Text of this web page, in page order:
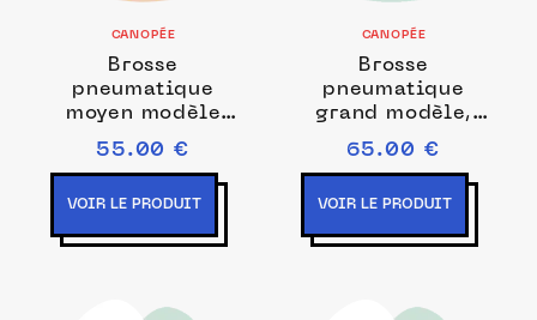
CANOPÉE
Brosse
pneumatique
moyen modèle
100% soies
blanches
55.00 €
VOIR LE PRODUIT
CANOPÉE
Brosse
pneumatique
grand modèle,
sanglier et
pointes nylon
65.00 €
VOIR LE PRODUIT